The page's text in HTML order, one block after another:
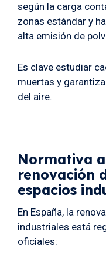
según la carga
zonas estándar y
alta emisión de
Es clave estudiar
muertas y
del aire.
Normativa
renovación
espacios
En España, la
industriales está
oficiales: